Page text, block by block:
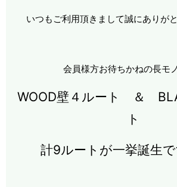
いつもご利用頂きまして誠にありが
会員様方お待ちかねの長モ
WOOD壁４ルート ＆
ト
計9ルートが一挙誕生で